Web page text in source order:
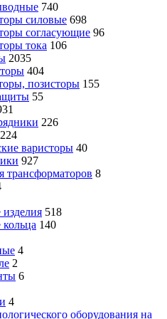
740
силовые 698
согласующие 96
тока 106
2035
404
позисторы 155
55
226
224
варисторы 40
927
трансформаторов 8
518
140
4
2
6
4
оборудования на